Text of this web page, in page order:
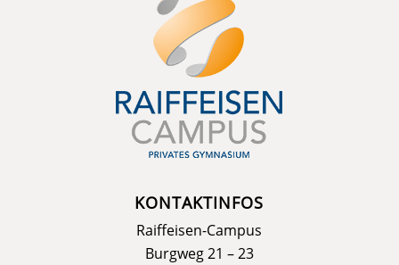
KONTAKTINFOS
Raiffeisen-Campus
Burgweg 21 – 23